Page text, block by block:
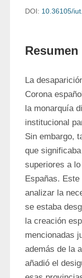
DOI: 10.36105/
Resumen
La
Corona
la monarquía
institucional
Sin embargo,
que
superiores a
Españas.
analizar la
se estaba
la creación
mencionadas
además de la
añadió el